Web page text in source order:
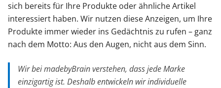
sich bereits für Ihre Produkte oder ähnliche Artikel
interessiert haben. Wir nutzen diese Anzeigen, um Ihre
Produkte immer wieder ins Gedächtnis zu rufen – ganz
nach dem Motto: Aus den Augen, nicht aus dem Sinn.
Wir bei madebyBrain verstehen, dass jede Marke
einzigartig ist. Deshalb entwickeln wir individuelle